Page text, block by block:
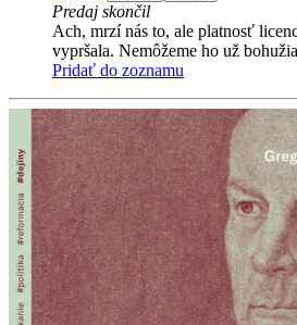
Predaj skončil
Ach, mrzí nás to, ale platnosť
vypršala. Nemôžeme ho už
Pridať do zoznamu